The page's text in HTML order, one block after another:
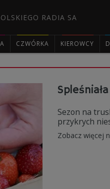
RADIA SA
CZWÓRKA KIEROWCY
Sezon na
przykrych
Zobacz więcej